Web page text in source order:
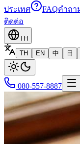
ประเทศ
FAQคำถา
ติดต่อ
TH
TH
EN 中 日
080-557-8887